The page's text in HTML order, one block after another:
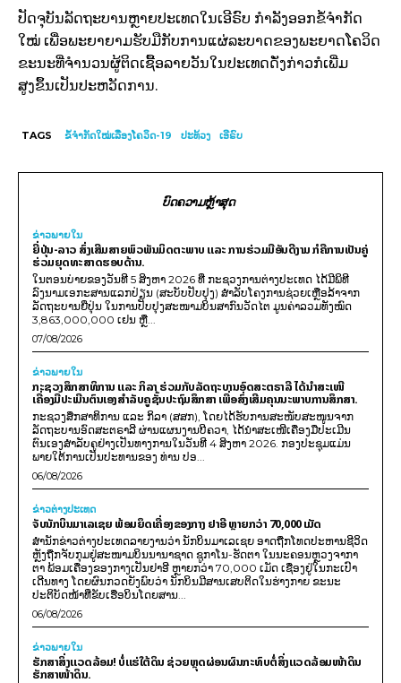
ປັດຈຸບັນລັດຖະບານຫຼາຍປະເທດໃນເອີຣົບ ກຳລັງອອກຂໍ້ຈຳກັດ
ໃໝ່ ເພື່ອພະຍາຍາມຮັບມືກັບການແຜ່ລະບາດຂອງພະຍາດໂຄວິດ
ຂະນະທີ່ຈຳນວນຜູ້ຕິດເຊື້ອລາຍວັນໃນປະເທດດັ່ງກ່າວກໍເພີ່ມ
ສູງຂຶ້ນເປັນປະຫວັດການ.
TAGS ຂໍ້ຈຳກັດໃໝ່ເລື່ອງໂຄວິດ-19 ປະທ້ວງ ເອີຣົບ
ບົດຄວາມຫຼ້າສຸດ
ຂ່າວພາຍ​ໃນ
ຍີ່ປຸ່ນ-ລາວ ສົ່ງເສີມສາຍພົວພັນມິດຕະພາບ ແລະ ການຮ່ວມມືອັນດີງາມ ກໍຄືການເປັນຄູ່
ຮ່ວມຍຸດທະສາດຮອບດ້ານ.
ໃນຕອນບ່າຍຂອງວັນທີ 5 ສິງຫາ 2026 ທີ່ ກະຊວງການຕ່າງປະເທດ ໄດ້ມີພິທີ
ລົງນາມເອກະສານແລກປ່ຽນ (ສະບັບປັບປຸງ) ສໍາລັບໂຄງການຊ່ວຍເຫຼືອລ້າຈາກ
ລັດຖະບານຍີ່ປຸ່ນ ໃນການປັບປຸງສະໜາມບິນສາກົນວັດໄຕ ມູນຄ່າລວມທັງໝົດ
3,863,000,000 ເຢນ ຫຼື...
07/08/2026
ຂ່າວພາຍ​ໃນ
ກະຊວງສຶກສາທິການ ແລະ ກິລາ ຮ່ວມກັບລັດຖະບານອົດສະຕຣາລີ ໄດ້ນຳສະເໜີ
ເຄື່ອງມືປະເມີນຕົນເອງສຳລັບຄູຊັ້ນປະຖົມສຶກສາ ເພື່ອສົ່ງເສີມຄຸນນະພາບການສຶກສາ.
ກະຊວງສຶກສາທິການ ແລະ ກິລາ (ສສກ), ໂດຍໄດ້ຮັບການສະໜັບສະໜູນຈາກ
ລັດຖະບານອົດສະຕຣາລີ ຜ່ານແຜນງານບີຄວາ, ໄດ້ນຳສະເໜີເຄື່ອງມືປະເມີນ
ຕົນເອງສຳລັບຄູຢ່າງເປັນທາງການໃນວັນທີ 4 ສິງຫາ 2026. ກອງປະຊຸມແມ່ນ
ພາຍໃຕ້ການເປັນປະທານຂອງ ທ່ານ ປອ...
06/08/2026
ຂ່າວຕ່າງປະເທດ
ຈັບນັກບິນມາເລເຊຍ ພ້ອມຍຶດເຄື່ອງຂອງກາງ ຢາອີ ຫຼາຍກວ່າ 70,000 ເມັດ
ສຳນັກຂ່າວຕ່າງປະເທດລາຍງານວ່າ ນັກບິນມາເລເຊຍ ອາດຖືກໂທດປະຫານຊີວິດ
ຫຼັງຖືກຈັບກຸມຢູ່ສະໜາມບິນນານາຊາດ ຊູກາໂນ-ຮັດຕາ ໃນນະຄອນຫຼວງຈາກາ
ຕາ ພ້ອມເຄື່ອງຂອງກາງເປັນຢາອີ ຫຼາຍກວ່າ 70,000 ເມັດ ເຊື່ອງຢູ່ໃນກະເປົາ
ເດີນທາງ ໂດຍຜົນກວດຍັງພົບວ່າ ນັກບິນມີສານເສບຕິດໃນຮ່າງກາຍ ຂະນະ
ປະຕິບັດໜ້າທີ່ຂັບເຮືອບິນໂດຍສານ...
06/08/2026
ຂ່າວພາຍ​ໃນ
ຮັກສາສິ່ງແວດລ້ອມ! ບໍ່ແຮ່ໃຕ້ດິນ ຊ່ວຍຫຼຸດຜ່ອນຜົນກະທົບຕໍ່ສິ່ງແວດລ້ອມໜ້າດິນ
ຮັກສາໜ້າດິນ.